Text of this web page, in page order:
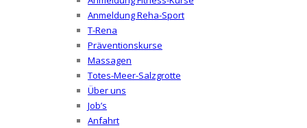
Anmeldung Reha-Sport
T-Rena
Präventionskurse
Massagen
Totes-Meer-Salzgrotte
Über uns
Job’s
Anfahrt